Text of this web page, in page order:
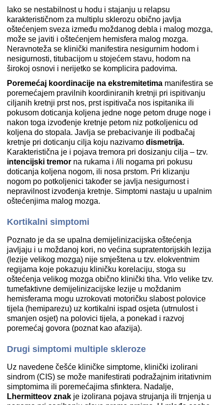
Iako se nestabilnost u hodu i stajanju u relapsu
karakterističnom za multiplu sklerozu obično javlja
oštećenjem sveza između moždanog debla i malog mozga,
može se javiti i oštećenjem hemisfera malog mozga.
Neravnoteža se klinički manifestira nesigurnim hodom i
nesigurnosti, titubacijom u stojećem stavu, hodom na
širokoj osnovi i nerijetko se komplicira padovima.
Poremećaj koordinacije na ekstremitetima manifestira se
poremećajem pravilnih koordiniranih kretnji pri ispitivanju
ciljanih kretnji prst nos, prst ispitivača nos ispitanika ili
pokusom doticanja koljena jedne noge petom druge noge i
nakon toga izvođenje kretnje petom niz potkoljenicu od
koljena do stopala. Javlja se prebacivanje ili podbačaj
kretnje pri doticanju cilja koju nazivamo dismetrija.
Karakteristična je i pojava tremora pri dosizanju cilja – tzv.
intencijski tremor na rukama i /ili nogama pri pokusu
doticanja koljena nogom, ili nosa prstom. Pri klizanju
nogom po potkoljenici također se javlja nesigurnost i
nepravilnost izvođenja kretnje. Simptomi nastaju u upalnim
oštećenjima malog mozga.
Kortikalni simptomi
Poznato je da se upalna demijelinizacijska oštećenja
javljaju i u moždanoj kori, no većina supratentorijskih lezija
(lezije velikog mozga) nije smještena u tzv. elokventnim
regijama koje pokazuju kliničku korelaciju, stoga su
oštećenja velikog mozga obično klinički tiha. Vrlo velike tzv.
tumefaktivne demijelinizacijske lezije u moždanim
hemisferama mogu uzrokovati motoričku slabost polovice
tijela (hemiparezu) uz kortikalni ispad osjeta (utrnulost i
smanjen osjet) na polovici tijela, a ponekad i razvoj
poremećaj govora (poznat kao afazija).
Drugi simptomi multiple skleroze
Uz navedene češće kliničke simptome, klinički izolirani
sindrom (CIS) se može manifestirati podražajnim iritativnim
simptomima ili poremećajima sfinktera. Nadalje,
Lhermitteov znak je izolirana pojava strujanja ili trnjenja u